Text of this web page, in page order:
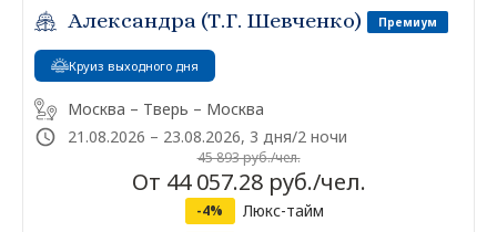
Александра (Т.Г. Шевченко) Премиум
Круиз выходного дня
Москва – Тверь – Москва
21.08.2026 – 23.08.2026, 3 дня/2 ночи
45 893 руб./чел.
От 44 057.28 руб./чел.
-4% Люкс-тайм